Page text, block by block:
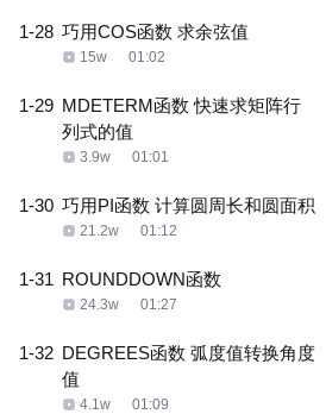
1-28 巧用COS函数 求余弦值
15w 01:02
1-29 MDETERM函数 快速求矩阵行
列式的值
3.9w 01:01
1-30 巧用PI函数 计算圆周长和圆面积
21.2w 01:12
1-31 ROUNDDOWN函数
24.3w 01:27
1-32 DEGREES函数 弧度值转换角度
值
4.1w 01:09